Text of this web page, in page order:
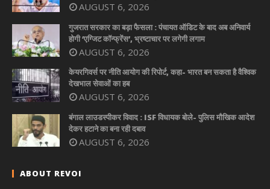
AUGUST 6, 2026
गुजरात सरकार का बड़ा फैसला : पंचायत ऑडिट के बाद अब अनिवार्य
होगी ‘एग्जिट कॉन्फ्रेंस’, भ्रष्टाचार पर लगेगी लगाम
AUGUST 6, 2026
केयरगिवर्स पर नीति आयोग की रिपोर्ट, कहा- भारत बन सकता है वैश्विक
देखभाल सेवाओं का हब
AUGUST 6, 2026
बंगाल लाउडस्पीकर विवाद : ISF विधायक बोले- पुलिस मौखिक आदेश
देकर हटाने का बना रही दबाव
AUGUST 6, 2026
ABOUT REVOI